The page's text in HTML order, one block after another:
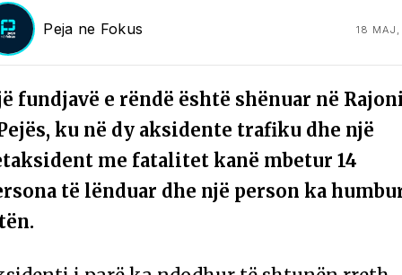
Peja ne Fokus 18
fundjavë e rëndë është shënuar në
ku në dy aksidente trafiku dhe një
me fatalitet kanë mbetur 14
të lënduar dhe një person ka